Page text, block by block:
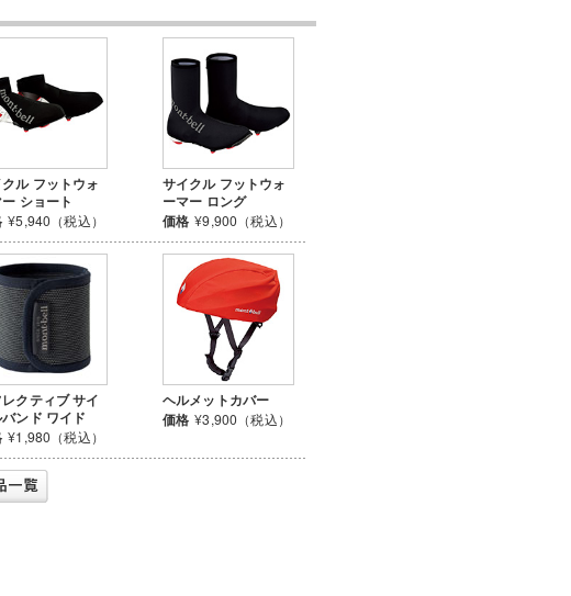
ル フットウォ
ショート
¥5,940（税込）
サイクル フットウォ
ーマー ロング
価格 ¥9,900（税込）
レクティブ サイ
ンド ワイド
¥1,980（税込）
ヘルメットカバー
価格 ¥3,900（税込）